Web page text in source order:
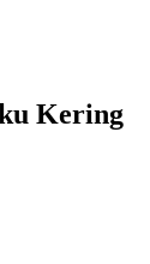
Kering